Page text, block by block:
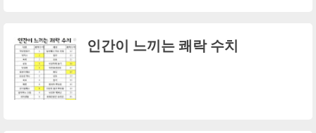
인간이 느끼는 쾌락 수치